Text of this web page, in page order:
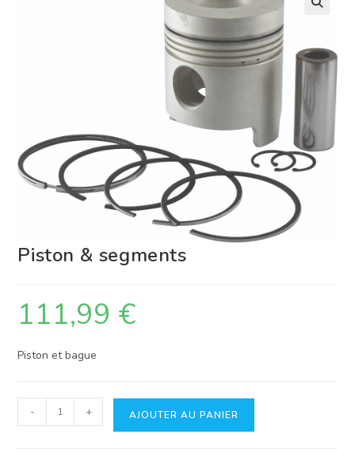
Piston & segments
111,99 €
Piston et bague
quantité
de
- + AJOUTER AU PANIER